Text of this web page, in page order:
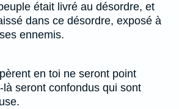
était livré au désordre, et
dans ce désordre, exposé à
ennemis.
en toi ne seront point
seront confondus qui sont